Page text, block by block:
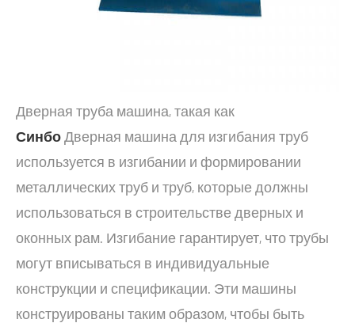
Дверная труба машина, такая как
СинбоДверная машина для изгибания труб
используется в изгибании и формировании
металлических труб и труб, которые должны
использоваться в строительстве дверных и
оконных рам. Изгибание гарантирует, что трубы
могут вписываться в индивидуальные
конструкции и спецификации. Эти машины
конструированы таким образом, чтобы быть